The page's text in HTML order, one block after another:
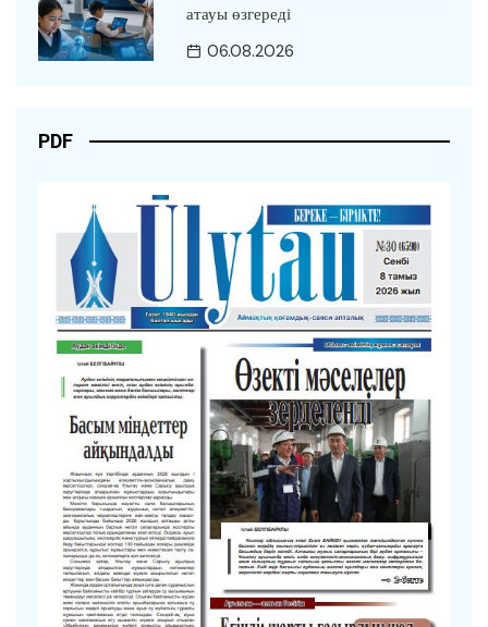
атауы өзгереді
06.08.2026
PDF